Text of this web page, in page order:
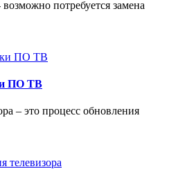
потребуется замена
ПО ТВ
– это процесс обновления